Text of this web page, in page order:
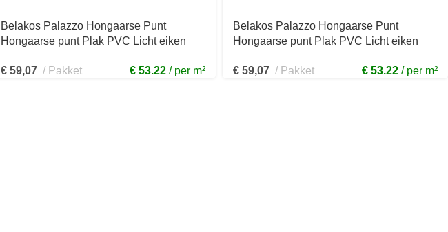
Belakos Palazzo Hongaarse Punt
Hongaarse punt Plak PVC Licht eiken
€ 59,07 Pakket € 53.22 per m²
Belakos Palazzo Hongaarse Punt
Hongaarse punt Plak PVC Licht eiken
€ 59,07 Pakket € 53.22 per m²